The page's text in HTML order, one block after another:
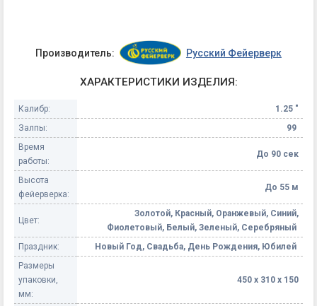
Производитель: Русский Фейерверк
ХАРАКТЕРИСТИКИ ИЗДЕЛИЯ:
Калибр:
1.25 "
Залпы:
99
Время
работы:
До 90 сек
Высота
фейерверка:
До 55 м
Цвет:
Золотой, Красный, Оранжевый, Синий,
Фиолетовый, Белый, Зеленый, Серебряный
Праздник:
Новый Год, Свадьба, День Рождения, Юбилей
Размеры
упаковки,
мм:
450 х 310 х 150